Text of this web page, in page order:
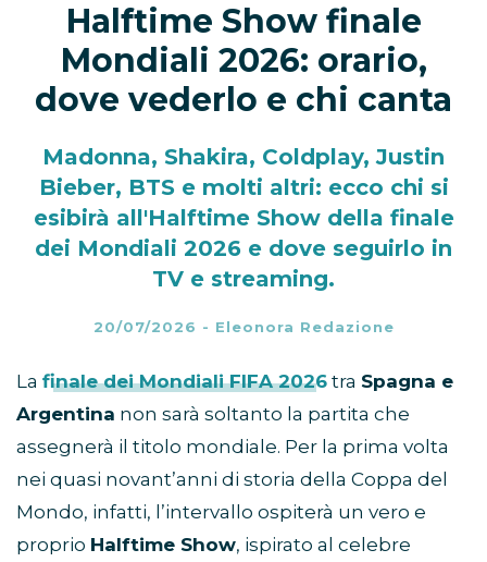
Halftime Show finale
Mondiali 2026: orario,
dove vederlo e chi canta
Madonna, Shakira, Coldplay, Justin
Bieber, BTS e molti altri: ecco chi si
esibirà all'Halftime Show della finale
dei Mondiali 2026 e dove seguirlo in
TV e streaming.
20/07/2026 - Eleonora Redazione
La finale dei Mondiali FIFA 2026 tra Spagna e
Argentina non sarà soltanto la partita che
assegnerà il titolo mondiale. Per la prima volta
nei quasi novant’anni di storia della Coppa del
Mondo, infatti, l’intervallo ospiterà un vero e
proprio Halftime Show, ispirato al celebre